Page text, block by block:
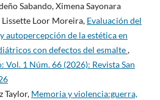
Sabando, Ximena Sayonara
Loor Moreira, Evaluación del
autopercepción de la estética en
con defectos del esmalte,
Vol. 1 Núm. 66 (2026): Revista San
Taylor, Memoria y violencia:guerra,